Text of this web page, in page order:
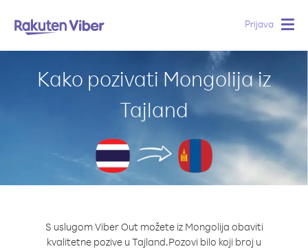
Prijava
Kako pozivati Mongolija iz
Tajland
S uslugom Viber Out možete iz Mongolija obaviti
kvalitetne pozive u Tajland.Pozovi bilo koji broj u